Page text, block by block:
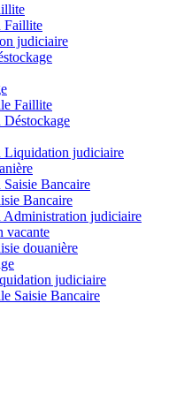
Faillite
judiciaire
Faillite
Déstockage
Liquidation judiciaire
Saisie Bancaire
Bancaire
Administration judiciaire
vacante
douanière
judiciaire
Saisie Bancaire